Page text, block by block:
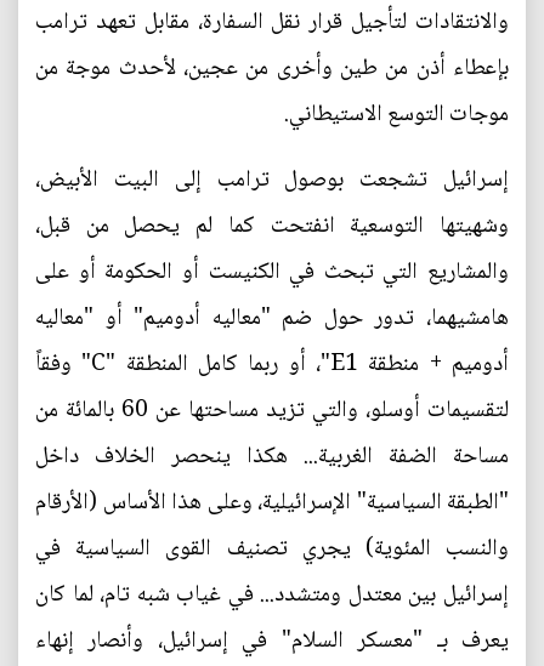
والانتقادات لتأجيل قرار نقل السفارة، مقابل تعهد ترامب
بإعطاء أذن من طين وأخرى من عجين، لأحدث موجة من
موجات التوسع الاستيطاني.
إسرائيل تشجعت بوصول ترامب إلى البيت الأبيض،
وشهيتها التوسعية انفتحت كما لم يحصل من قبل،
والمشاريع التي تبحث في الكنيست أو الحكومة أو على
هامشيهما، تدور حول ضم "معاليه أدوميم" أو "معاليه
أدوميم + منطقة E1"، أو ربما كامل المنطقة "C" وفقاً
لتقسيمات أوسلو، والتي تزيد مساحتها عن 60 بالمائة من
مساحة الضفة الغربية... هكذا ينحصر الخلاف داخل
"الطبقة السياسية" الإسرائيلية، وعلى هذا الأساس (الأرقام
والنسب المئوية) يجري تصنيف القوى السياسية في
إسرائيل بين معتدل ومتشدد... في غياب شبه تام، لما كان
يعرف بـ "معسكر السلام" في إسرائيل، وأنصار إنهاء